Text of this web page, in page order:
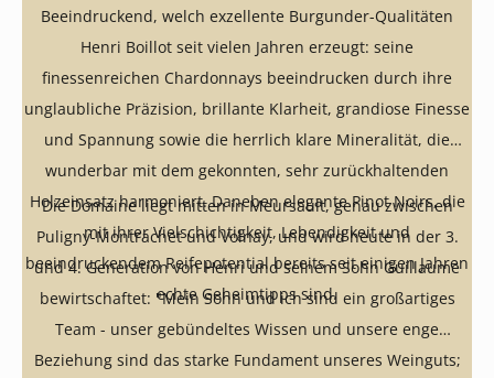
Beeindruckend, welch exzellente Burgunder-Qualitäten
Henri Boillot seit vielen Jahren erzeugt: seine
finessenreichen Chardonnays beeindrucken durch ihre
unglaubliche Präzision, brillante Klarheit, grandiose Finesse
und Spannung sowie die herrlich klare Mineralität, die
wunderbar mit dem gekonnten, sehr zurückhaltenden
Holzeinsatz harmoniert. Daneben elegante Pinot Noirs, die
mit ihrer Vielschichtigkeit, Lebendigkeit und
beeindruckendem Reifepotential bereits seit einigen Jahren
echte Geheimtipps sind.
Die Domaine liegt mitten in Meursault, genau zwischen
Puligny-Montrachet und Volnay, und wird heute in der 3.
und 4. Generation von Henri und seinem Sohn Guillaume
bewirtschaftet: "Mein Sohn und ich sind ein großartiges
Team - unser gebündeltes Wissen und unsere enge
Beziehung sind das starke Fundament unseres Weinguts;